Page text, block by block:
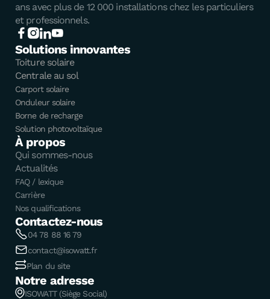
ans avec plus de 12 000 installations chez les particuliers
et professionnels.
Solutions innovantes
Toiture solaire
Centrale au sol
Carport solaire
Onduleur solaire
Borne de recharge
Solution photovoltaïque
À propos
Qui sommes-nous
Actualités
FAQ / lexique
Carrière
Nos qualifications
Contactez-nous
04 78 88 16 79
contact@isowatt.fr
Plan du site
Notre adresse
ISOWATT (Siège Social)